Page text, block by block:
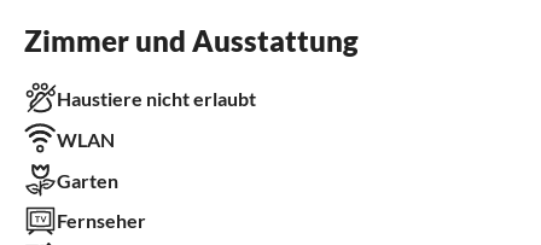
Zimmer und Ausstattung
Haustiere nicht erlaubt
WLAN
Garten
Fernseher